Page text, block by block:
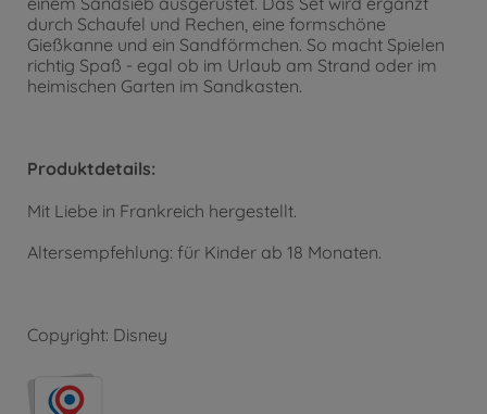
durch Schaufel und Rechen, eine formschöne
Gießkanne und ein Sandförmchen. So macht Spielen
richtig Spaß - egal ob im Urlaub am Strand oder im
heimischen Garten im Sandkasten.
Produktdetails:
Mit Liebe in Frankreich hergestellt.
Altersempfehlung: für Kinder ab 18 Monaten.
Copyright: Disney